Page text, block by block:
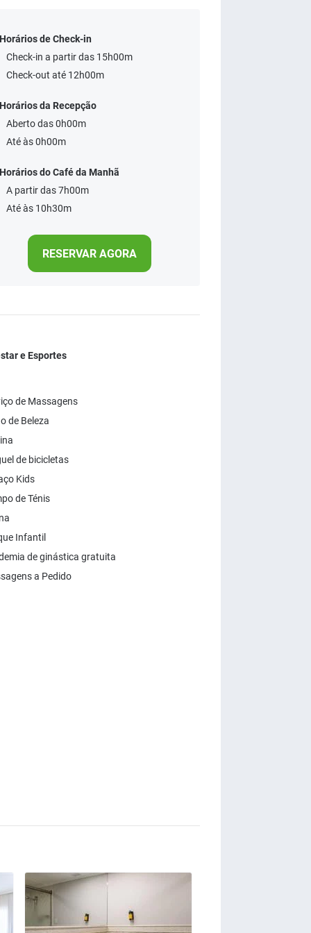
Horários de Check-in
Check-in a partir das 15h00m
Check-out até 12h00m
Horários da Recepção
Aberto das 0h00m
Até às 0h00m
Horários do Café da Manhã
A partir das 7h00m
Até às 10h30m
RESERVAR AGORA
e Esportes
de Massagens
de Beleza
de bicicletas
Kids
de Ténis
Infantil
de ginástica gratuita
a Pedido